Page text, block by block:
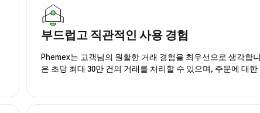
부드럽고 직관적인 사용 경험
Phemex는 고객님의 원활한 거래 경험을 최우선으로 생각합
은 초당 최대 30만 건의 거래를 처리할 수 있으며, 주문에 대